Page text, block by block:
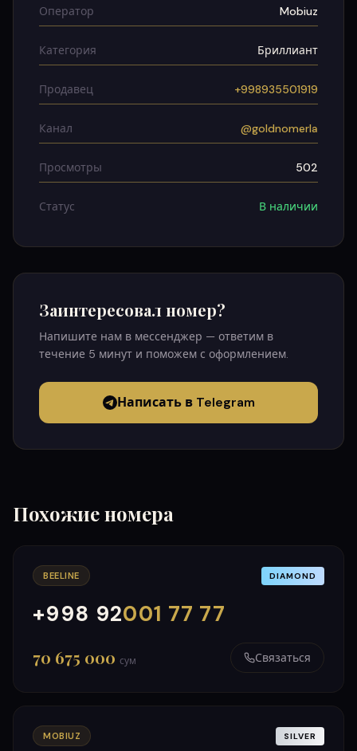
Оператор Mobiuz
Категория Бриллиант
Продавец +998935501919
Канал @goldnomerla
Просмотры 502
Статус В наличии
Заинтересовал номер?
Напишите нам в мессенджер — ответим в
течение 5 минут и поможем с оформлением.
Написать в Telegram
Похожие номера
BEELINE DIAMOND
+998 92001 77 77
000
999
70 675 000 сум Связаться
MOBIUZ SILVER